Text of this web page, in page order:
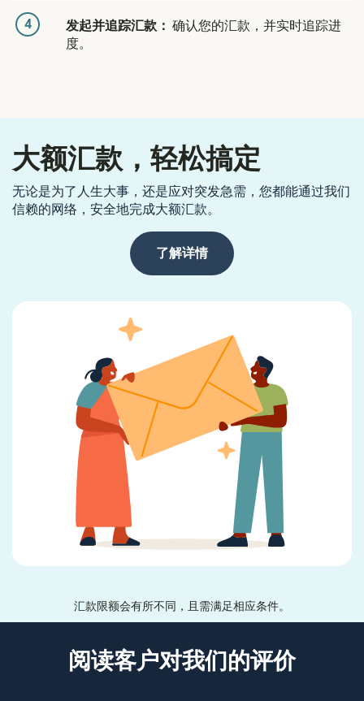
4 发起并追踪汇款： 确认您的汇款，并实时追踪进
度。
大额汇款，轻松搞定
无论是为了人生大事，还是应对突发急需，您都能通过我们
信赖的网络，安全地完成大额汇款。
了解详情
汇款限额会有所不同，且需满足相应条件。
阅读客户对我们的评价